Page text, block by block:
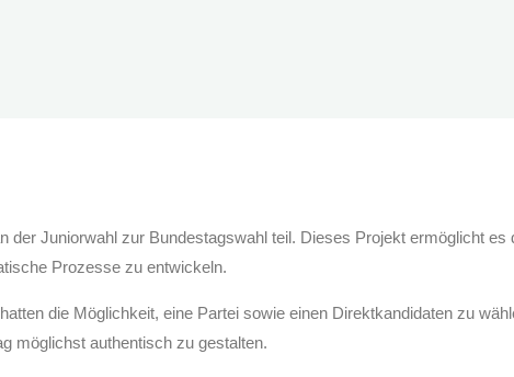
Juniorwahl zur Bundestagswahl teil. Dieses Projekt ermöglicht es
Prozesse zu entwickeln.
die Möglichkeit, eine Partei sowie einen Direktkandidaten zu
möglichst authentisch zu gestalten.